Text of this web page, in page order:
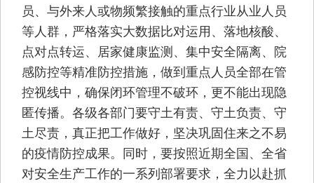
员、与外来人或物频繁接触的重点行业从业人员
等人群，严格落实大数据比对运用、落地核酸、
点对点转运、居家健康监测、集中安全隔离、院
感防控等精准防控措施，做到重点人员全部在管
控视线中，确保闭环管理不破环，更不能出现隐
匿传播。各级各部门要守土有责、守土负责、守
土尽责，真正把工作做好，坚决巩固住来之不易
的疫情防控成果。同时，要按照近期全国、全省
对安全生产工作的一系列部署要求，全力以赴抓